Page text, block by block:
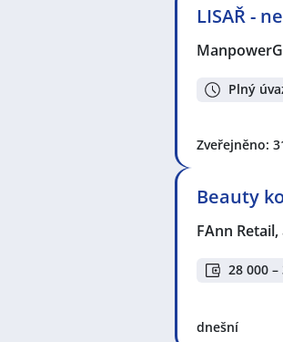
LISAŘ -
Plný
Zveřejněno:
Beauty
FAnn Retail,
28 000 –
dnešní